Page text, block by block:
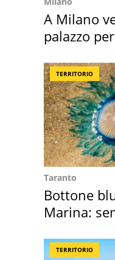
A Milano
palazzo
TERRITORIO
Taranto
Bottone
Marina:
TERRITORIO